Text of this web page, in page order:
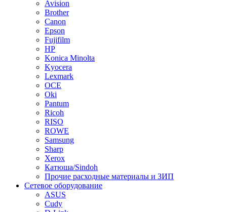
Avision
Brother
Canon
Epson
Fujifilm
HP
Konica Minolta
Kyocera
Lexmark
OCE
Oki
Pantum
Ricoh
RISO
ROWE
Samsung
Sharp
Xerox
Катюша/Sindoh
Прочие расходные материалы и ЗИП
Сетевое оборудование
ASUS
Cudy